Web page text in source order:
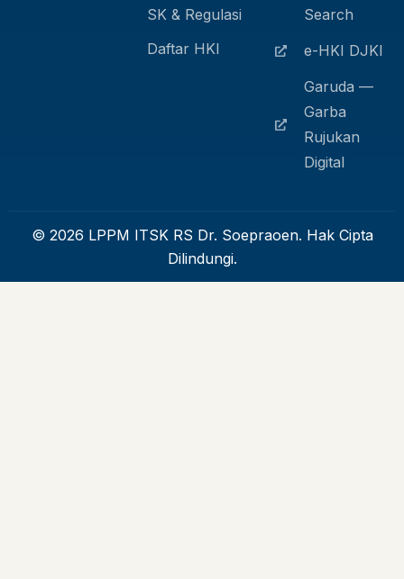
SK & Regulasi
Daftar HKI
Search
e-HKI DJKI
Garuda —
Garba
Rujukan
Digital
© 2026 LPPM ITSK RS Dr. Soepraoen. Hak Cipta
Dilindungi.